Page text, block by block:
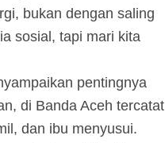
bukan dengan saling
sosial, tapi mari kita
pentingnya
di Banda Aceh tercatat
dan ibu menyusui.